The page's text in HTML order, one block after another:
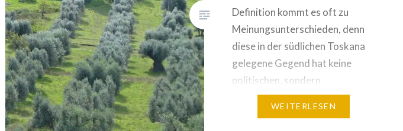
Definition kommt es oft zu
Meinungsunterschieden, denn
diese in der südlichen Toskana
gelegene Gegend hat keine
politischen, sondern
geographische Grenzen, die
WEITERLESEN